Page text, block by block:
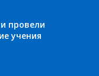
провели
учения